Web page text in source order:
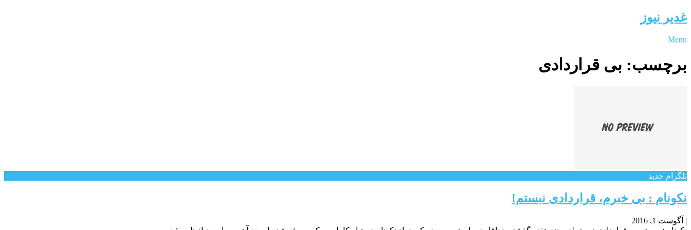
غدیر نیوز
Menu
برچسب: بی قراردادی
تلگرام جدید
نکونام : بی خبرم، قراردادی نبستم!
| آگوست 1, 2016